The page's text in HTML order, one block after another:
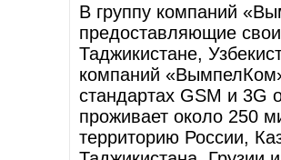
В группу компаний
предоставляющие
Таджикистане,
компаний
стандартах GSM и 3G
проживает около 250
территорию России,